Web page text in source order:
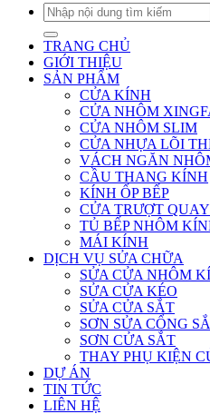
Tìm
kiếm:
TRANG CHỦ
GIỚI THIỆU
SẢN PHẨM
CỬA KÍNH
CỬA NHÔM
CỬA NHÔM SLIM
CỬA NHỰA LÕI
VÁCH NGĂN
CẦU THANG KÍNH
KÍNH ỐP BẾP
CỬA TRƯỢT QUAY
TỦ BẾP NHÔM
MÁI KÍNH
DỊCH VỤ SỬA CHỮA
SỬA CỬA NHÔM
SỬA CỬA KÉO
SỬA CỬA SẮT
SƠN SỬA CỔNG
SƠN CỬA SẮT
THAY PHỤ KIỆN
DỰ ÁN
TIN TỨC
LIÊN HỆ